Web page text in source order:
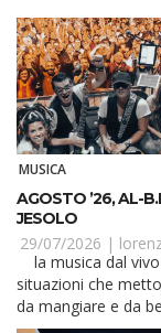
MUSICA
AGOSTO ’26, AL-
JESOLO
29/07/2026 |
situazioni che
da mangiare e da